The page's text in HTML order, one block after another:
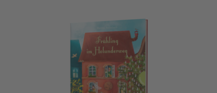
Holunderweg: Frühling im Holunderweg